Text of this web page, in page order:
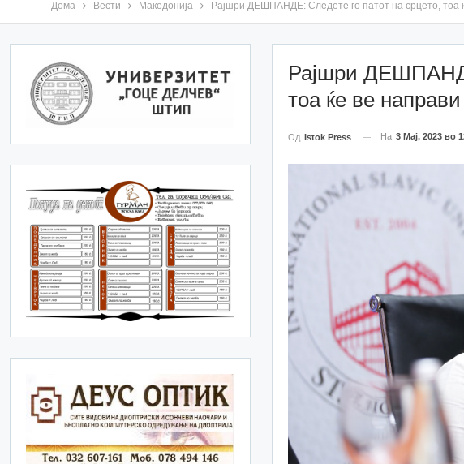
Дома Вести Македонија Рајшри ДЕШПАНДЕ: Следете го патот на срцето, тоа
Рајшри
тоа ќе ве
Од Istok Press На 3 Мај, 2023 во